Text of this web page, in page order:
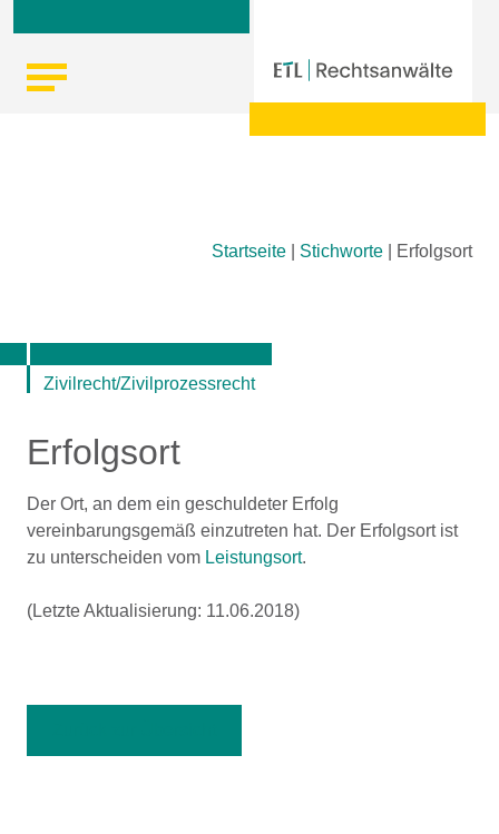
Startseite Stichworte Erfolgsort
Zivilrecht/Zivilprozessrecht
Erfolgsort
Der Ort, an dem ein geschuldeter Erfolg
vereinbarungsgemäß einzutreten hat. Der Erfolgsort ist
zu unterscheiden vom Leistungsort.
(Letzte Aktualisierung: 11.06.2018)